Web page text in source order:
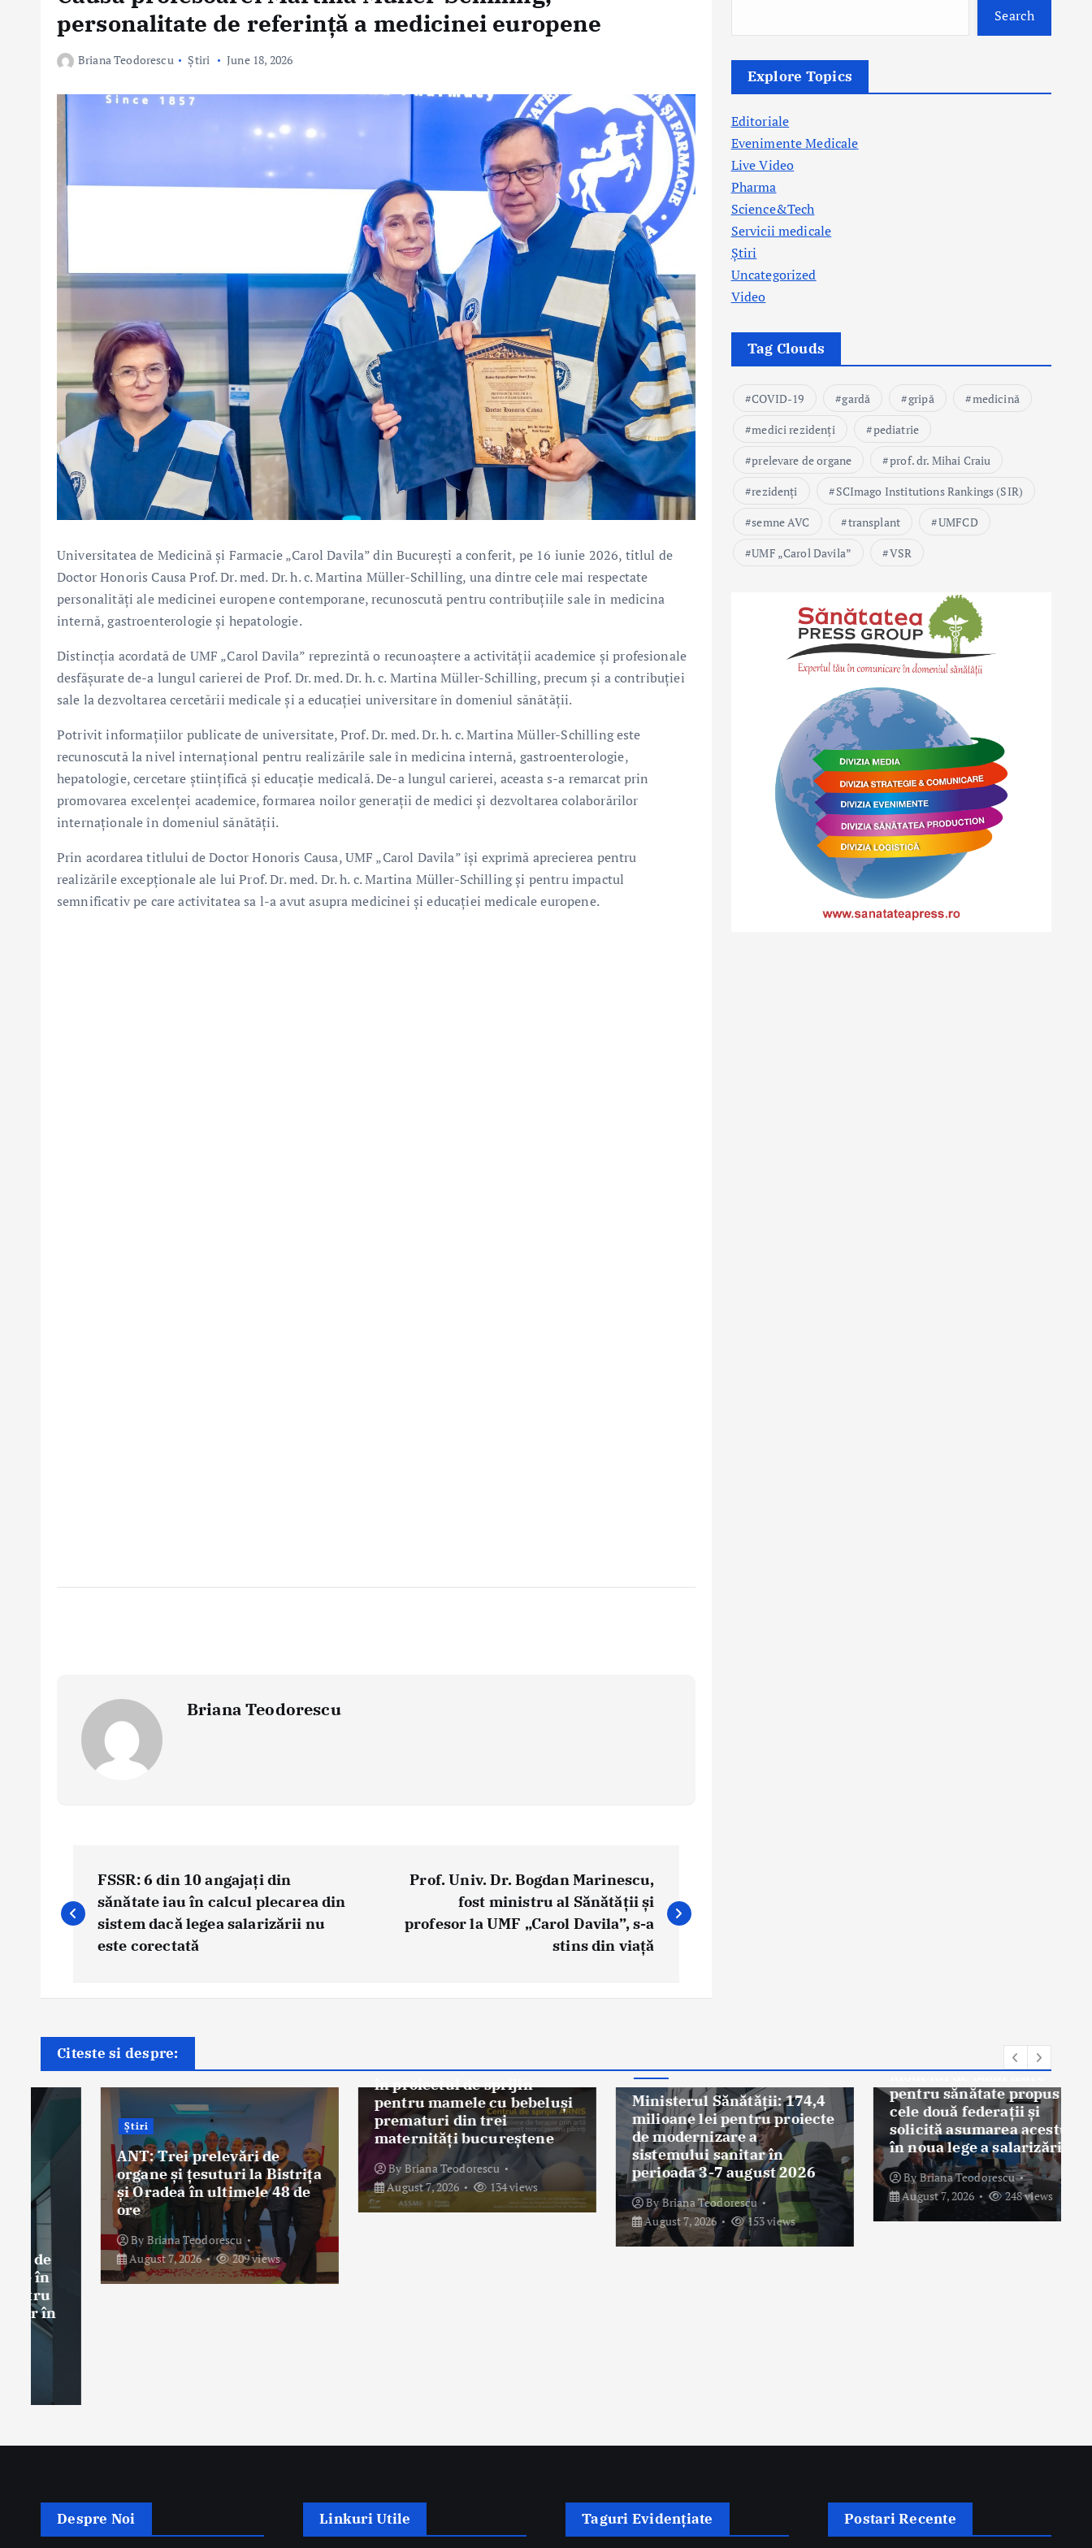
personalitate de referință a medicinei europene
Briana Teodorescu Știri June 18, 2026
Universitatea de Medicină și Farmacie „Carol Davila” din București a conferit, pe 16 iunie 2026, titlul de
Doctor Honoris Causa Prof. Dr. med. Dr. h. c. Martina Müller-Schilling, una dintre cele mai respectate
personalități ale medicinei europene contemporane, recunoscută pentru contribuțiile sale în medicina
internă, gastroenterologie și hepatologie.
Distincția acordată de UMF „Carol Davila” reprezintă o recunoaștere a activității academice și profesionale
desfășurate de-a lungul carierei de Prof. Dr. med. Dr. h. c. Martina Müller-Schilling, precum și a contribuției
sale la dezvoltarea cercetării medicale și a educației universitare în domeniul sănătății.
Potrivit informațiilor publicate de universitate, Prof. Dr. med. Dr. h. c. Martina Müller-Schilling este
recunoscută la nivel internațional pentru realizările sale în medicina internă, gastroenterologie,
hepatologie, cercetare științifică și educație medicală. De-a lungul carierei, aceasta s-a remarcat prin
promovarea excelenței academice, formarea noilor generații de medici și dezvoltarea colaborărilor
internaționale în domeniul sănătății.
Prin acordarea titlului de Doctor Honoris Causa, UMF „Carol Davila” își exprimă aprecierea pentru
realizările excepționale ale lui Prof. Dr. med. Dr. h. c. Martina Müller-Schilling și pentru impactul
semnificativ pe care activitatea sa l-a avut asupra medicinei și educației medicale europene.
Briana Teodorescu
s
t
v
g
a
FSSR: 6 din 10 angajați din
sănătate iau în calcul plecarea din
sistem dacă legea salarizării nu
este corectată
Prof. Univ. Dr. Bogdan Marinescu,
fost ministru al Sănătății și
profesor la UMF „Carol Davila”, s-a
stins din viață
Search
Explore Topics
Editoriale
Evenimente Medicale
Live Video
Pharma
Science&Tech
Servicii medicale
Știri
Uncategorized
Video
Tag Clouds
COVID-19 gardă gripă
medicină
medici rezidenți
pediatrie
prelevare de organe
prof. dr. Mihai Craiu
rezidenți
SCImago Institutions Rankings (SIR)
semne AVC
transplant
UMFCD
UMF „Carol Davila”
VSR
Citeste si despre:
ANT: Trei prelevări de
organe și țesuturi la Bistrița
și Oradea în ultimele 48 de
Briana Teodorescu
August 7, 2026
209 views
ASSMB s-a alăturat ARNIS
în proiectul de sprijin
pentru mamele cu bebeluși
prematuri din trei
maternități bucureștene
By
Briana Teodorescu
August 7, 2026
134 views
Știri
Ministerul Sănătății: 174,4
milioane lei pentru proiecte
de modernizare a
sistemului sanitar în
perioada 3-7 august 2026
By
Briana Teodorescu
August 7, 2026
153 views
modelul de salarizare
pentru sănătate propus de
cele două federații și
solicită asumarea acestuia
în noua lege a salarizării
By
Briana Teodorescu
August 7, 2026
248 views
Despre Noi Linkuri Utile Taguri Evidențiate Postari Recente